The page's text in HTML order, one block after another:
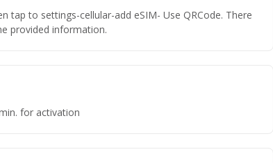
tap to settings-cellular-add eSIM- Use QRCode. There
provided information.
for activation